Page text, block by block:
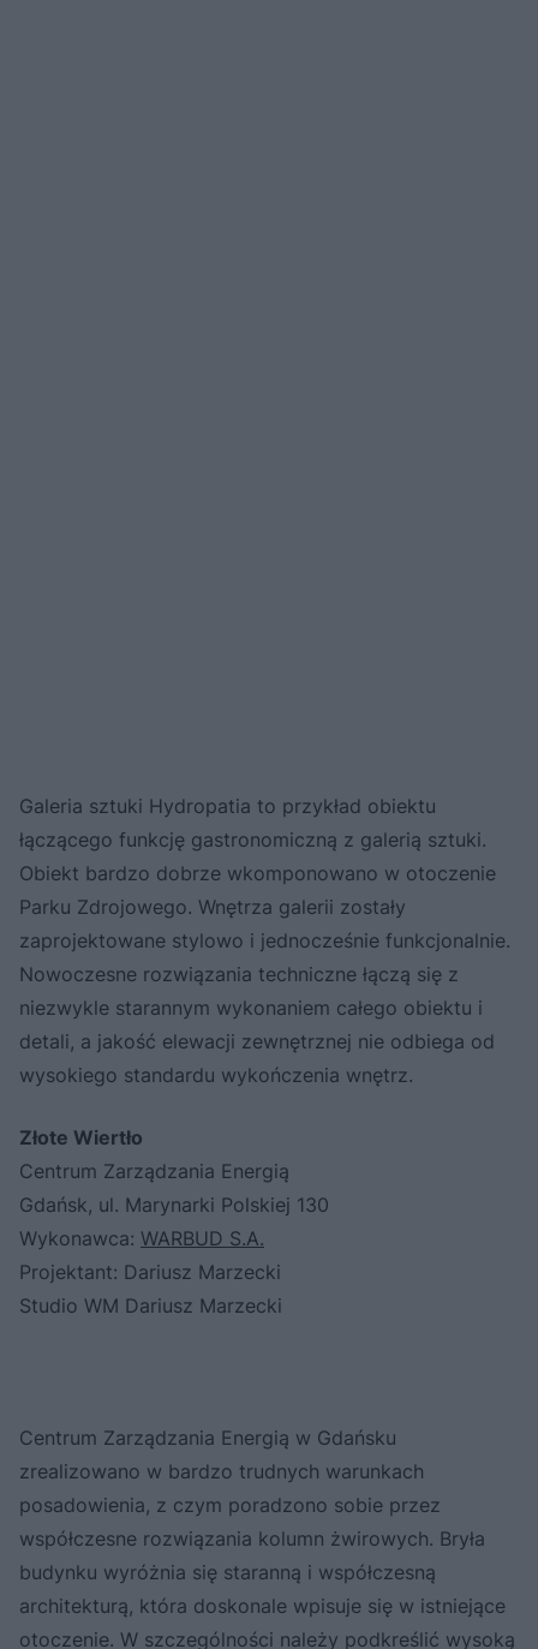
Galeria sztuki Hydropatia to przykład obiektu
łączącego funkcję gastronomiczną z galerią sztuki.
Obiekt bardzo dobrze wkomponowano w otoczenie
Parku Zdrojowego. Wnętrza galerii zostały
zaprojektowane stylowo i jednocześnie funkcjonalnie.
Nowoczesne rozwiązania techniczne łączą się z
niezwykle starannym wykonaniem całego obiektu i
detali, a jakość elewacji zewnętrznej nie odbiega od
wysokiego standardu wykończenia wnętrz.
Złote Wiertło
Centrum Zarządzania Energią
Gdańsk, ul. Marynarki Polskiej 130
Wykonawca: WARBUD S.A.
Projektant: Dariusz Marzecki
Studio WM Dariusz Marzecki
Centrum Zarządzania Energią w Gdańsku
zrealizowano w bardzo trudnych warunkach
posadowienia, z czym poradzono sobie przez
współczesne rozwiązania kolumn żwirowych. Bryła
budynku wyróżnia się staranną i współczesną
architekturą, która doskonale wpisuje się w istniejące
otoczenie. W szczególności należy podkreślić wysoką